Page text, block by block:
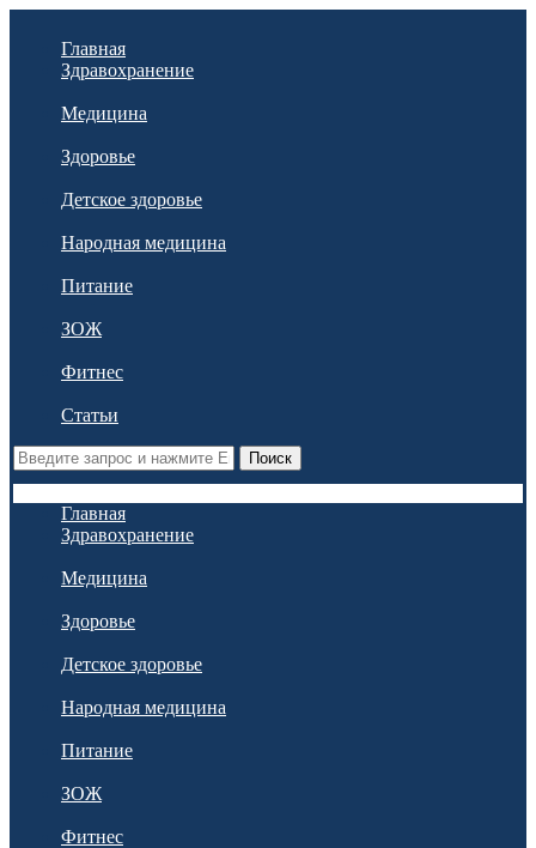
Главная
Здравохранение
Медицина
Здоровье
Детское здоровье
Народная медицина
Питание
ЗОЖ
Фитнес
Статьи
Поиск
Главная
Здравохранение
Медицина
Здоровье
Детское здоровье
Народная медицина
Питание
ЗОЖ
Фитнес